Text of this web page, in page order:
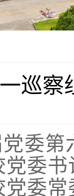
巡察
委
委
委